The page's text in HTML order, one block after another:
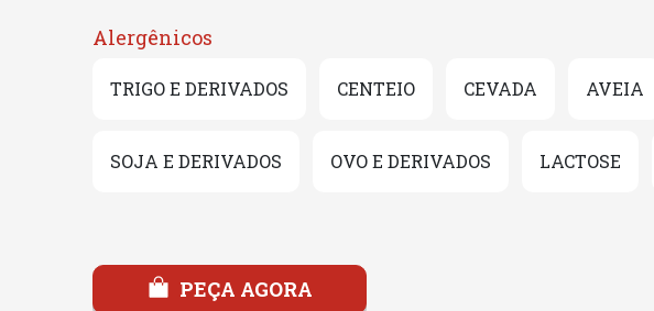
Alergênicos
TRIGO E DERIVADOS CENTEIO CEVADA AVEIA
SOJA E DERIVADOS OVO E DERIVADOS LACTOSE
PEÇA AGORA